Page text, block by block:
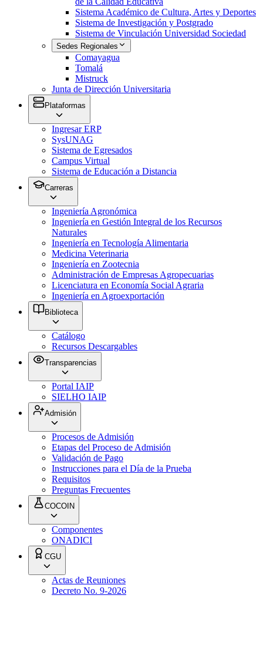
Sistema Académico de Cultura, Artes y Deportes
Sistema de Investigación y Postgrado
Sistema de Vinculación Universidad Sociedad
Sedes Regionales
Comayagua
Tomalá
Mistruck
Junta de Dirección Universitaria
Plataformas
Ingresar ERP
SysUNAG
Sistema de Egresados
Campus Virtual
Sistema de Educación a Distancia
Carreras
Ingeniería Agronómica
Ingeniería en Gestión Integral de los Recursos
Naturales
Ingeniería en Tecnología Alimentaria
Medicina Veterinaria
Ingeniería en Zootecnia
Administración de Empresas Agropecuarias
Licenciatura en Economía Social Agraria
Ingeniería en Agroexportación
Biblioteca
Catálogo
Recursos Descargables
Transparencias
Portal IAIP
SIELHO IAIP
Admisión
Procesos de Admisión
Etapas del Proceso de Admisión
Validación de Pago
Instrucciones para el Día de la Prueba
Requisitos
Preguntas Frecuentes
COCOIN
Componentes
ONADICI
CGU
Actas de Reuniones
Decreto No. 9-2026